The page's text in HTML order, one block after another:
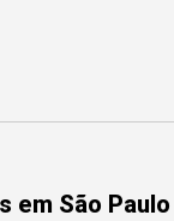
em São Paulo